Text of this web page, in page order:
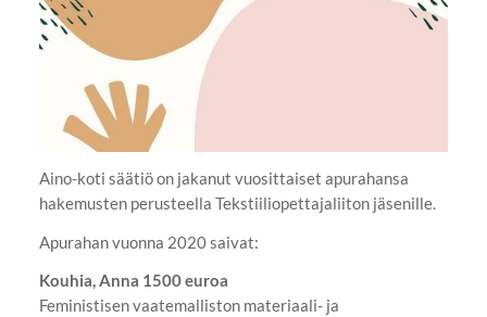
Aino-koti säätiö on jakanut vuosittaiset apurahansa
hakemusten perusteella Tekstiiliopettajaliiton jäsenille.
Apurahan vuonna 2020 saivat:
Kouhia, Anna 1500 euroa
Feministisen vaatemalliston materiaali- ja